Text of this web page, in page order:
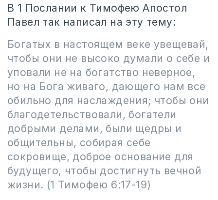
В 1 Послании к Тимофею Апостол
Павел так написал на эту тему:
Богатых в настоящем веке увещевай,
чтобы они не высоко думали о себе и
уповали не на богатство неверное,
но на Бога живаго, дающего нам все
обильно для наслаждения; чтобы они
благодетельствовали, богатели
добрыми делами, были щедры и
общительны, собирая себе
сокровище, доброе основание для
будущего, чтобы достигнуть вечной
жизни. (1 Тимофею 6:17-19)